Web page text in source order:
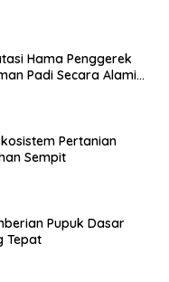
Hama Penggerek
Padi Secara Alami
Pertanian
Sempit
Pupuk Dasar
Tepat